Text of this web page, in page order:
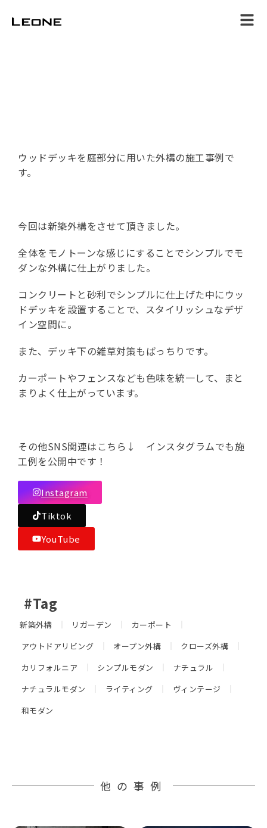
#Tag
新築外構 リガーデン
カーポート
アウトドアリビング
オープン外構
クローズ外構
カリフォルニア
シンプルモダン
ナチュラル
ナチュラルモダン
ライティング
ヴィンテージ
和モダン
ウッドデッキを庭部分に用いた外構の施工事例で
す。
今回は新築外構をさせて頂きました。
全体をモノトーンな感じにすることでシンプルでモ
ダンな外構に仕上がりました。
コンクリートと砂利でシンプルに仕上げた中にウッ
ドデッキを設置することで、スタイリッシュなデザ
イン空間に。
また、デッキ下の雑草対策もばっちりです。
カーポートやフェンスなども色味を統一して、まと
まりよく仕上がっています。
その他SNS関連はこちら↓ インスタグラムでも施
工例を公開中です！
Instagram
Tiktok
YouTube
他の事例